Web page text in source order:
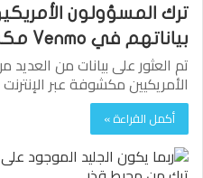
ترك المسؤولون
بياناتهم في Venmo مكشوفة عبر الإنترنت
الأمريكيين مكشوفة عبر
أكمل القراءة »